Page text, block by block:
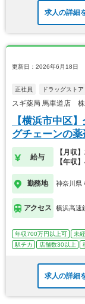
求人の詳細
更新日：2026年6月18日
正社員 ドラッグストア
スギ薬局 馬車道店 株
【横浜市中区
グチェーンの
給与
【月収
【年収
勤務地 神奈川県
アクセス 横浜高速
年収700万円以上可 未
駅チカ
店舗数30以上
求人の詳細